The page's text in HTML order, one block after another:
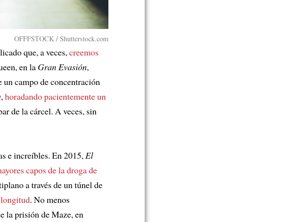
OFFFSTOCK / Shutterstock.com
que, a veces, creemos
en la Gran Evasión,
un campo de concentración
, horadando pacientemente un
de la cárcel. A veces, sin
e increíbles. En 2015, El
capos de la droga de
a través de un túnel de
. No menos
la prisión de Maze, en